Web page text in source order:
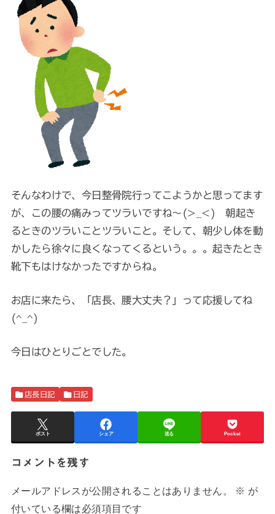
そんなわけで、今日整骨院行ってこようかと思ってます
が、この腰の痛みってツラいですね～(>_<) 朝起き
るときのツラいことツラいこと。そして、朝少し体を動
かしたら徐々に良くなってくるという。。。起きたとき
靴下もはけなかったですからね。
お店に来たら、「店長、腰大丈夫？」って応援してね
(^_^)
今日はひとりごとでした。
店長日記 日記
ポスト シェア 送る Pocket
コメントを残す
メールアドレスが公開されることはありません。 ※ が
付いている欄は必須項目です